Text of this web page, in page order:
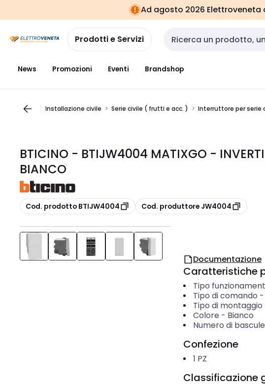
navigazionealla
pagina
Ad agosto 2026 Elettroveneta
Prodotti e Servizi Cerca input
News Promozioni Eventi Brandshop
Installazione civile Serie civile ( frutti e acc. ) Interruttore per serie
BTICINO - BTIJW4004 MATIXGO -
BIANCO
copia
Cod. prodotto BTIJW4004 copia
Cod. produttore JW4004
Documentazione
Caratteristiche
Tipo
Tipo di comando -
Tipo di montaggio
Colore - Bianco
Numero di
Confezione
1 PZ
Classificazione